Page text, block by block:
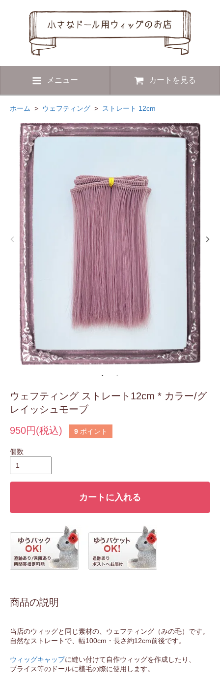
メニュー カートを見る
ホーム > ウェフティング > ストレート 12cm
ウェフティング ストレート12cm * カラー/グ
レイッシュモーブ
950円(税込)
9 ポイント
個数
カートに入れる
商品の説明
当店のウィッグと同じ素材の、ウェフティング（みの毛）です。
自然なストレートで、幅100cm・長さ約12cm前後です。
ウィッグキャップに縫い付けて自作ウィッグを作成したり、
ブライス等のドールに植毛の際に使用します。